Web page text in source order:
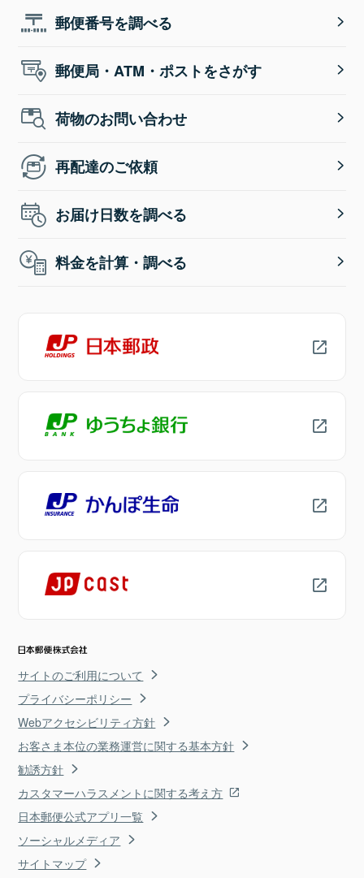
郵便番号を調べる
郵便局・ATM・ポストをさがす
荷物のお問い合わせ
再配達のご依頼
お届け日数を調べる
料金を計算・調べる
サイトのご利用について
プライバシーポリシー
Webアクセシビリティ方針
お客さま本位の業務運営に関する基本方針
勧誘方針
カスタマーハラスメントに関する考え方
日本郵便公式アプリ一覧
ソーシャルメディア
サイトマップ